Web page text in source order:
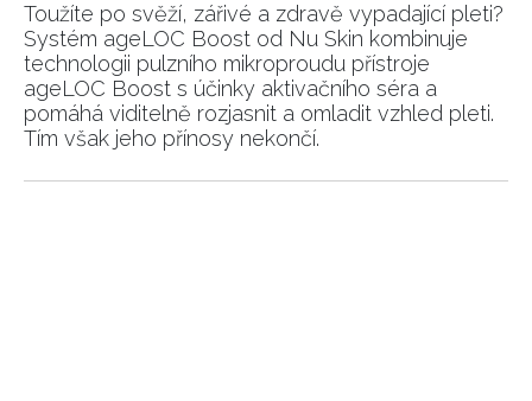
Toužíte po svěží, zářivé a zdravě vypadající pleti?
Systém ageLOC Boost od Nu Skin kombinuje
technologii pulzního mikroproudu přístroje
ageLOC Boost s účinky aktivačního séra a
pomáhá viditelně rozjasnit a omladit vzhled pleti.
Tím však jeho přínosy nekončí.